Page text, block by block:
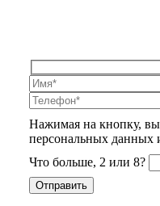
Нажимая на кнопку, вы
персональных данных
Что больше, 2 или 8?